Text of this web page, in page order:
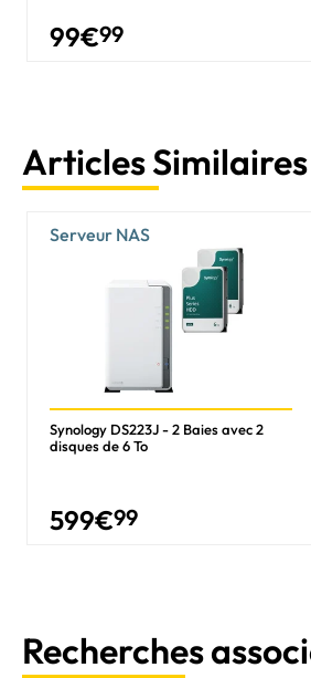
99€99
Articles Similaires
Serveur NAS
Synology DS223J - 2 Baies avec 2
disques de 6 To
599€99
Recherches